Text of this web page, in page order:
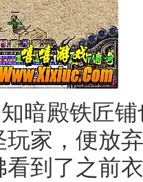
暗殿铁匠
玩家，便放
看到了之前